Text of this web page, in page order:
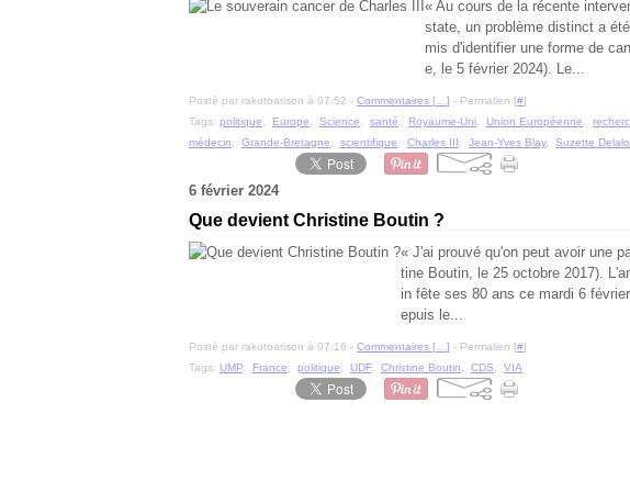
« Au cours de la récente
state, un problème distinct a
mis d'identifier une forme de
e, le 5 février 2024). Le...
Posté par rakotoarison à 07:52 - Commentaires [ ] - Permalien [#]
Tags: politique Europe Science santé Royaume-Uni Union Européenne
médecin
Grande-Bretagne scientifique Charles III Jean-Yves Blay, Suzette
6 février 2024
Que devient Christine Boutin ?
« J'ai prouvé qu'on peut avoir une
tine Boutin, le 25 octobre 2017).
in fête ses 80 ans ce mardi 6
epuis le...
Posté par rakotoarison à 07:16 - Commentaires [ ] - Permalien [#]
Tags: UMP France politique UDF, Christine Boutin CDS VIA